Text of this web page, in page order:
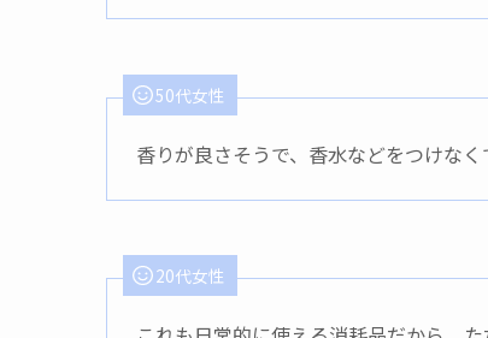
50代女性
香りが良さそうで、香水などをつけなく
20代女性